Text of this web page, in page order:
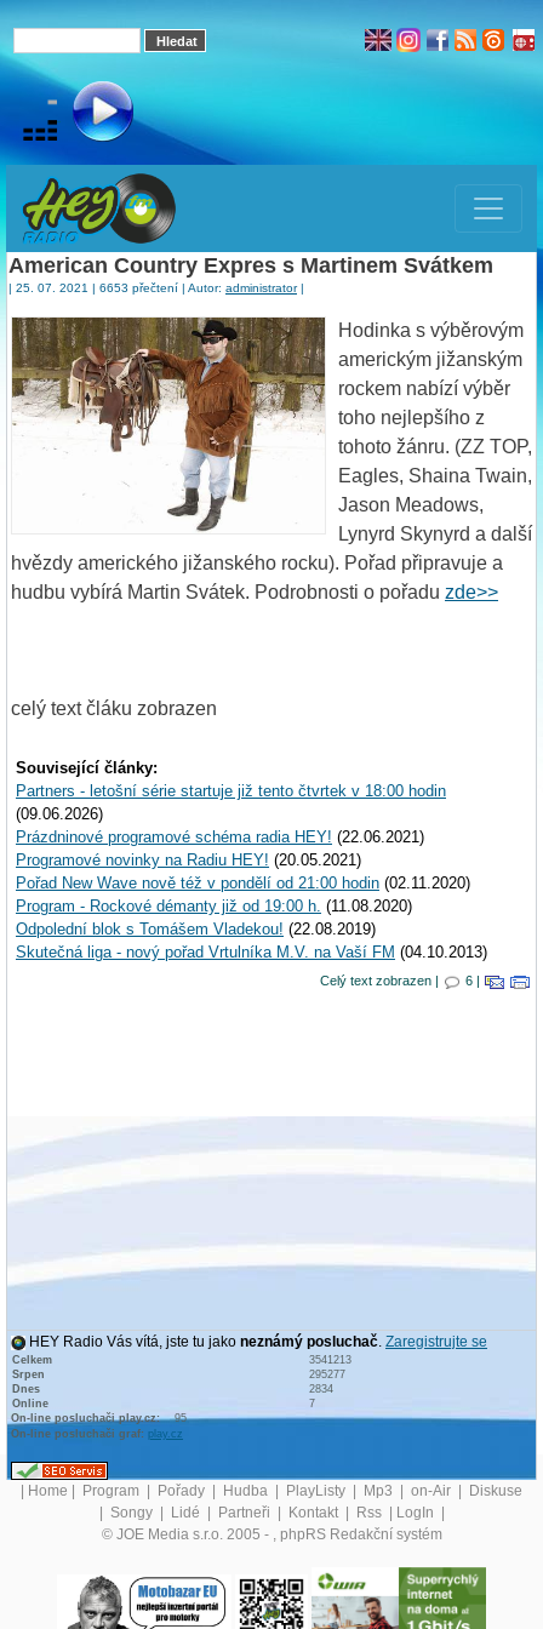
American Country Expres s Martinem Svátkem
| 25. 07. 2021 | 6653 přečtení | Autor: administrator|
Hodinka s výběrovým
americkým jižanským
rockem nabízí výběr
toho nejlepšího z
tohoto žánru. (ZZ TOP,
Eagles, Shaina Twain,
Jason Meadows,
Lynyrd Skynyrd a další
hvězdy amerického jižanského rocku). Pořad připravuje a
hudbu vybírá Martin Svátek. Podrobnosti o pořadu zde>>
celý text čláku zobrazen
Související články:
Partners - letošní série startuje již tento čtvrtek v 18:00 hodin
(09.06.2026)
Prázdninové programové schéma radia HEY! (22.06.2021)
Programové novinky na Radiu HEY! (20.05.2021)
Pořad New Wave nově též v pondělí od 21:00 hodin (02.11.2020)
Program - Rockové démanty již od 19:00 h. (11.08.2020)
Odpolední blok s Tomášem Vladekou! (22.08.2019)
Skutečná liga - nový pořad Vrtulníka M.V. na Vaší FM (04.10.2013)
Celý text zobrazen | 6 |
HEY Radio Vás vítá, jste tu jako neznámý posluchač. Zaregistrujte se
Celkem
3541213
Srpen
295277
Dnes
2834
Online
7
On-line posluchači play.cz:
95
On-line posluchači graf: play.cz
Home Program Pořady Hudba PlayListy Mp3 on-Air
Diskuse
Songy Lidé Partneři Kontakt Rss LogIn
© JOE Media s.r.o. 2005 - , phpRS Redakční systém